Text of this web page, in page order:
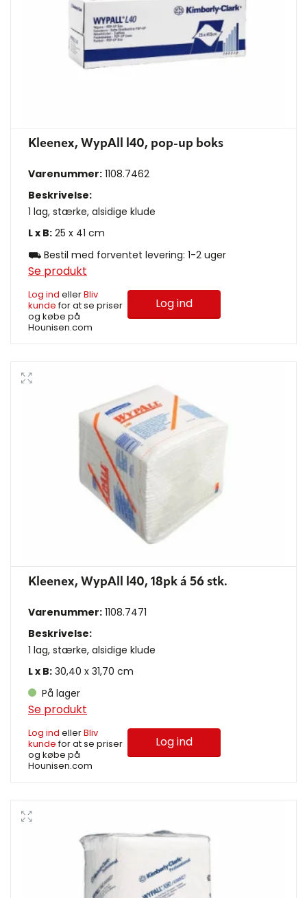
Kleenex, WypAll l40, pop-up boks
Varenummer: 1108.7462
Beskrivelse:
1 lag, stærke, alsidige klude
L x B: 25 x 41 cm
⛟ Bestil med forventet levering: 1-2 uger
Se produkt
Log ind ellerBliv
kundefor at se priser
og købe på
Hounisen.com
Log ind
Kleenex, WypAll l40, 18pk á 56 stk.
Varenummer: 1108.7471
Beskrivelse:
1 lag, stærke, alsidige klude
L x B: 30,40 x 31,70 cm
På lager
Se produkt
Log ind ellerBliv
kundefor at se priser
og købe på
Hounisen.com
Log ind